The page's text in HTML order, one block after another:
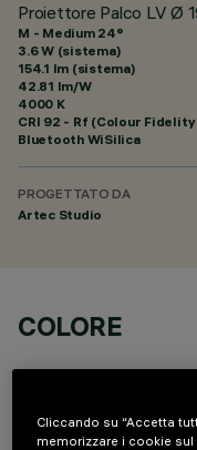
Proiettore Palco LV Ø
M - Medium 24°
3.6 W (sistema)
154.1 lm (sistema)
42.81 lm/W
4000 K
CRI 92 - Rf (Colour Fidelity
Bluetooth WiSilica
PROGETTATO DA
Artec Studio
COLORE
Cliccando su “Accetta
memorizzare i cookie